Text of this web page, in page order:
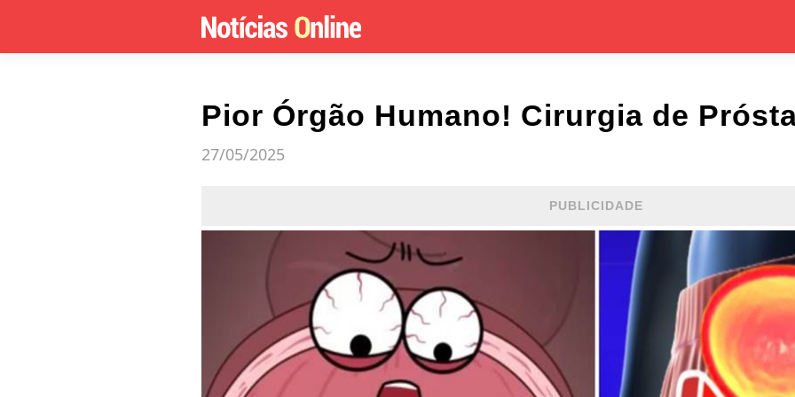
Pior Órgão Humano! Cirurgia de
27/05/2025
PUBLICIDADE